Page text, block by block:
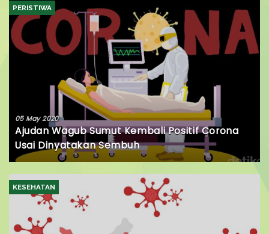
PERISTIWA
05 May 2020
Ajudan Wagub Sumut Kembali Positif Corona
Usai Dinyatakan Sembuh
KESEHATAN